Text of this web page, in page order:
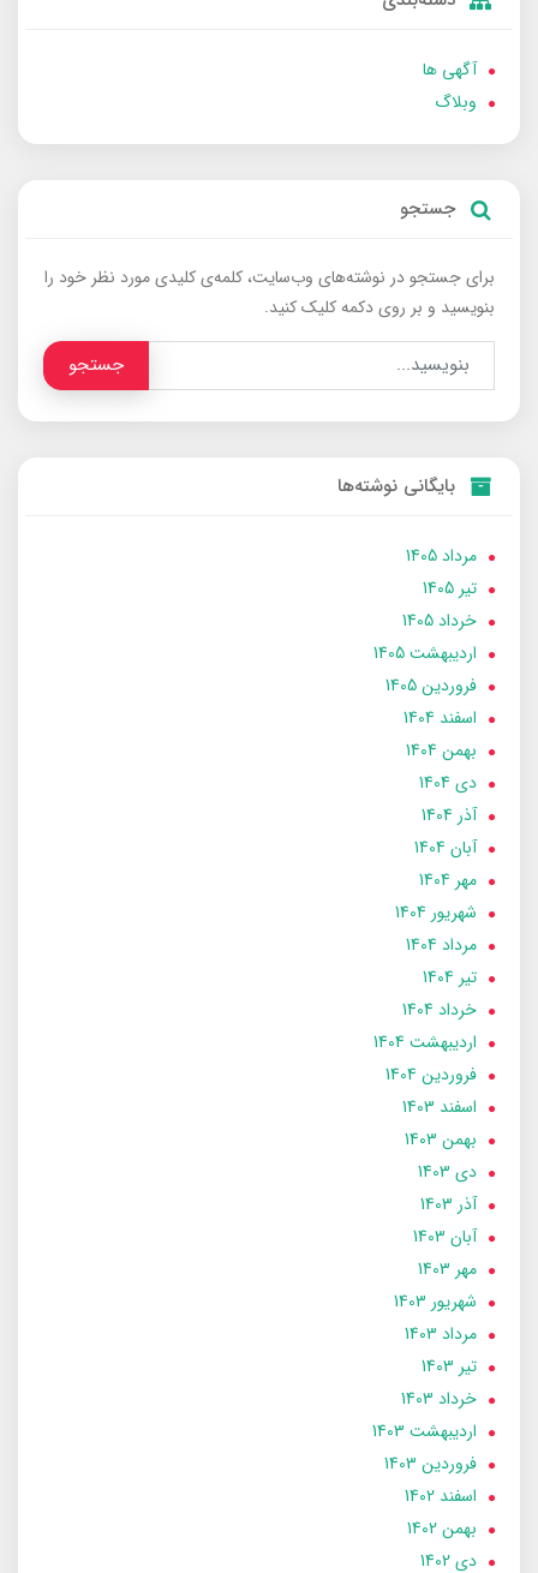
آگهی ها
وبلاگ
جستجو
برای جستجو در نوشته‌های وب‌سایت، کلمه‌ی کلیدی مورد نظر خود را
بنویسید و بر روی دکمه کلیک کنید.
جستجو
بایگانی نوشته‌ها
مرداد 1405
تير 1405
خرداد 1405
ارديبهشت 1405
فروردین 1405
اسفند 1404
بهمن 1404
دی 1404
آذر 1404
آبان 1404
مهر 1404
شهریور 1404
مرداد 1404
تير 1404
خرداد 1404
ارديبهشت 1404
فروردین 1404
اسفند 1403
بهمن 1403
دی 1403
آذر 1403
آبان 1403
مهر 1403
شهریور 1403
مرداد 1403
تير 1403
خرداد 1403
ارديبهشت 1403
فروردین 1403
اسفند 1402
بهمن 1402
دی 1402